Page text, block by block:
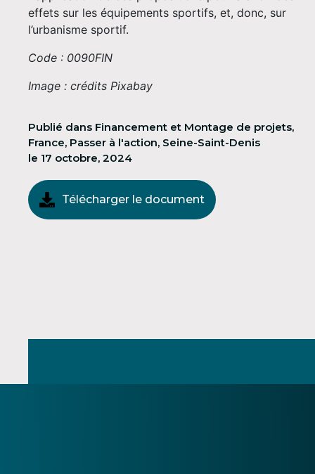
effets sur les équipements sportifs, et, donc, sur
l’urbanisme sportif.
Code : 0090FIN
Image : crédits Pixabay
Publié dans Financement et Montage de projets,
France, Passer à l'action, Seine-Saint-Denis
le 17 octobre, 2024
Télécharger le document